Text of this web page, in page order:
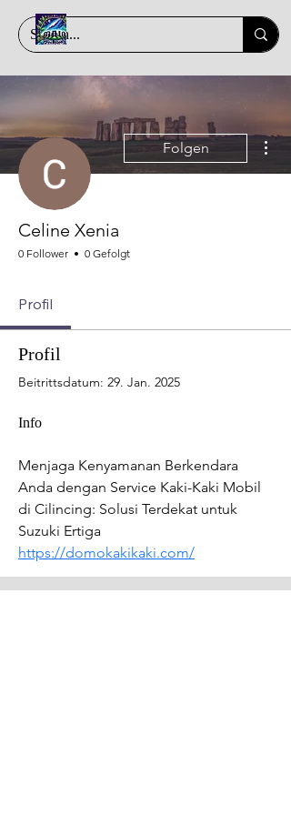
Folgen
Celine Xenia
0 Follower 0 Gefolgt
Profil
Profil
Beitrittsdatum: 29. Jan. 2025
Info
Menjaga Kenyamanan Berkendara
Anda dengan Service Kaki-Kaki Mobil
di Cilincing: Solusi Terdekat untuk
Suzuki Ertiga
https://domokakikaki.com/